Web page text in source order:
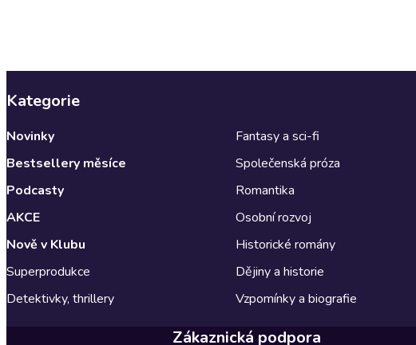
Kategorie
Novinky
Bestsellery měsíce
Podcasty
AKCE
Nově v Klubu
Superprodukce
Detektivky, thrillery
Fantasy a sci-fi
Společenská próza
Romantika
Osobní rozvoj
Historické romány
Dějiny a historie
Vzpomínky a biografie
Zákaznická podpora